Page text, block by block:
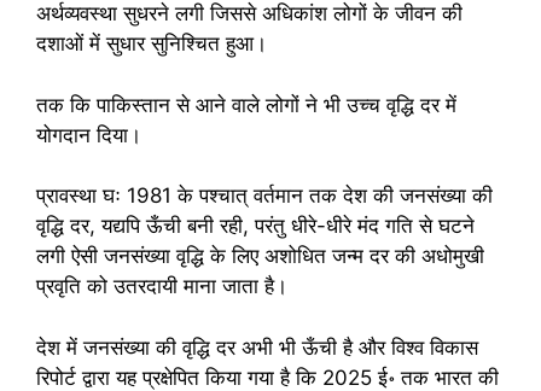
अर्थव्यवस्था सुधरने लगी जिससे अधिकांश लोगों के जीवन की
दशाओं में सुधार सुनिश्चित हुआ।
तक कि पाकिस्तान से आने वाले लोगों ने भी उच्च वृद्धि दर में
योगदान दिया।
प्रावस्था घः 1981 के पश्चात् वर्तमान तक देश की जनसंख्या की
वृद्धि दर, यद्यपि ऊँची बनी रही, परंतु धीरे-धीरे मंद गति से घटने
लगी ऐसी जनसंख्या वृद्धि के लिए अशोधित जन्म दर की अधोमुखी
प्रवृति को उतरदायी माना जाता है।
देश में जनसंख्या की वृद्धि दर अभी भी ऊँची है और विश्व विकास
रिपोर्ट द्वारा यह प्रक्षेपित किया गया है कि 2025 ई॰ तक भारत की